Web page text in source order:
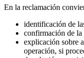
En la reclamación
identificación de
confirmación de
explicación sobre
operación, si